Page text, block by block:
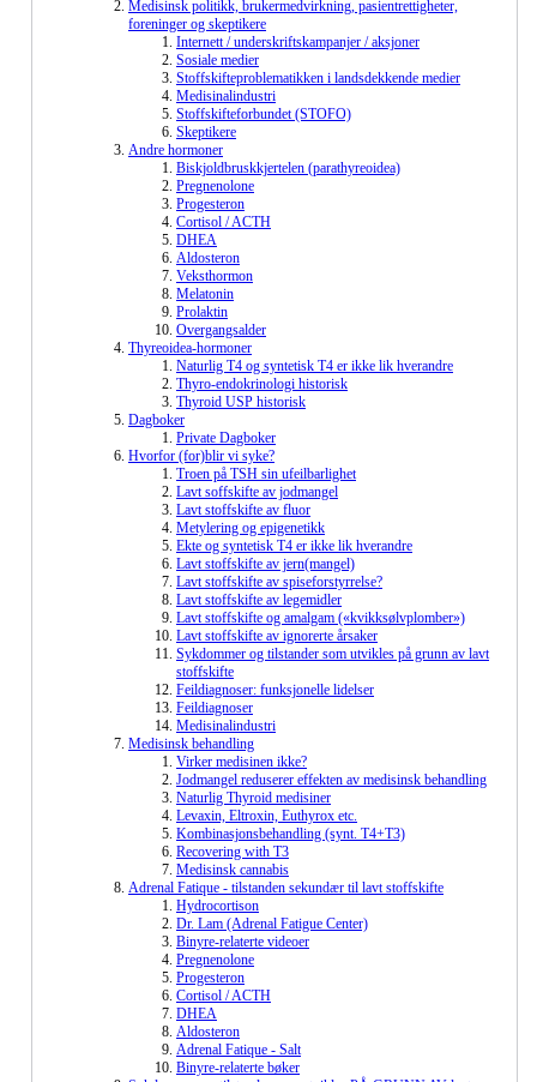
Medisinsk politikk, brukermedvirkning, pasientrettigheter,
foreninger og skeptikere
Internett / underskriftskampanjer / aksjoner
Sosiale medier
Stoffskifteproblematikken i landsdekkende medier
Medisinalindustri
Stoffskifteforbundet (STOFO)
Skeptikere
Andre hormoner
Biskjoldbruskkjertelen (parathyreoidea)
Pregnenolone
Progesteron
Cortisol / ACTH
DHEA
Aldosteron
Veksthormon
Melatonin
Prolaktin
Overgangsalder
Thyreoidea-hormoner
Naturlig T4 og syntetisk T4 er ikke lik hverandre
Thyro-endokrinologi historisk
Thyroid USP historisk
Dagboker
Private Dagboker
Hvorfor (for)blir vi syke?
Troen på TSH sin ufeilbarlighet
Lavt soffskifte av jodmangel
Lavt stoffskifte av fluor
Metylering og epigenetikk
Ekte og syntetisk T4 er ikke lik hverandre
Lavt stoffskifte av jern(mangel)
Lavt stoffskifte av spiseforstyrrelse?
Lavt stoffskifte av legemidler
Lavt stoffskifte og amalgam («kvikksølvplomber»)
Lavt stoffskifte av ignorerte årsaker
Sykdommer og tilstander som utvikles på grunn av lavt
stoffskifte
Feildiagnoser: funksjonelle lidelser
Feildiagnoser
Medisinalindustri
Medisinsk behandling
Virker medisinen ikke?
Jodmangel reduserer effekten av medisinsk behandling
Naturlig Thyroid medisiner
Levaxin, Eltroxin, Euthyrox etc.
Kombinasjonsbehandling (synt. T4+T3)
Recovering with T3
Medisinsk cannabis
Adrenal Fatique - tilstanden sekundær til lavt stoffskifte
Hydrocortison
Dr. Lam (Adrenal Fatigue Center)
Binyre-relaterte videoer
Pregnenolone
Progesteron
Cortisol / ACTH
DHEA
Aldosteron
Adrenal Fatique - Salt
Binyre-relaterte bøker